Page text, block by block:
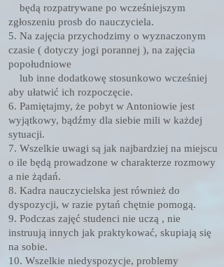
będą rozpatrywane po wcześniejszym
zgłoszeniu prosb do nauczyciela.
5. Na zajęcia przychodzimy o wyznaczonym
czasie ( dotyczy jogi porannej ), na zajęcia
popołudniowe
lub inne dodatkowę stosunkowo wcześniej
aby ułatwić ich rozpoczęcie.
6. Pamiętajmy, że pobyt w Antoniowie jest
wyjątkowy, bądźmy dla siebie mili w każdej
sytuacji.
7. Wszelkie uwagi są jak najbardziej na miejscu
o ile będą prowadzone w charakterze rozmowy
a nie żądań.
8. Kadra nauczycielska jest również do
dyspozycji, w razie pytań chętnie pomogą.
9. Podczas zajęć studenci nie uczą , nie
instruują innych jak praktykować, skupiają się
na sobie.
10. Wszelkie niedyspozycje, problemy